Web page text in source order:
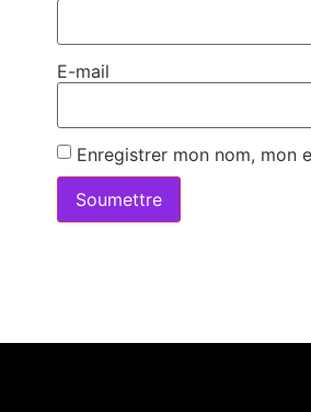
E-mail
Enregistrer mon nom, mon